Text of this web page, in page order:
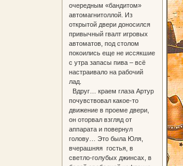
очередным «бандитом»
автомагнитоллой. Из
открытой двери доносился
привычный гвалт игровых
автоматов, под столом
покоились еще не иссякшие
с утра запасы пива – всё
настраивало на рабочий
лад.
Вдруг… краем глаза Артур
почувствовал какое-то
движение в проеме двери,
он оторвал взгляд от
аппарата и повернул
голову… Это была Юля,
вчерашняя гостья, в
светло-голубых джинсах, в